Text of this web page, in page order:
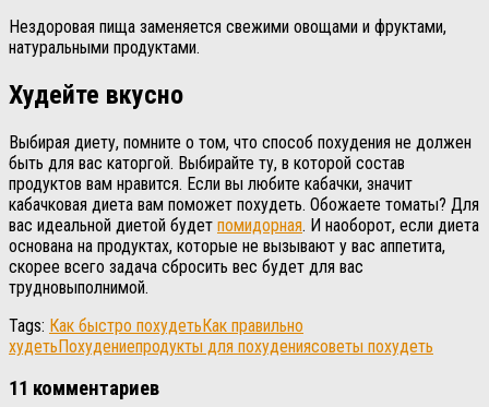
Нездоровая пища заменяется свежими овощами и фруктами,
натуральными продуктами.
Худейте вкусно
Выбирая диету, помните о том, что способ похудения не должен
быть для вас каторгой. Выбирайте ту, в которой состав
продуктов вам нравится. Если вы любите кабачки, значит
кабачковая диета вам поможет похудеть. Обожаете томаты? Для
вас идеальной диетой будет помидорная. И наоборот, если диета
основана на продуктах, которые не вызывают у вас аппетита,
скорее всего задача сбросить вес будет для вас
трудновыполнимой.
Tags: Как быстро похудетьКак правильно
худетьПохудениепродукты для похудениясоветы похудеть
11 комментариев